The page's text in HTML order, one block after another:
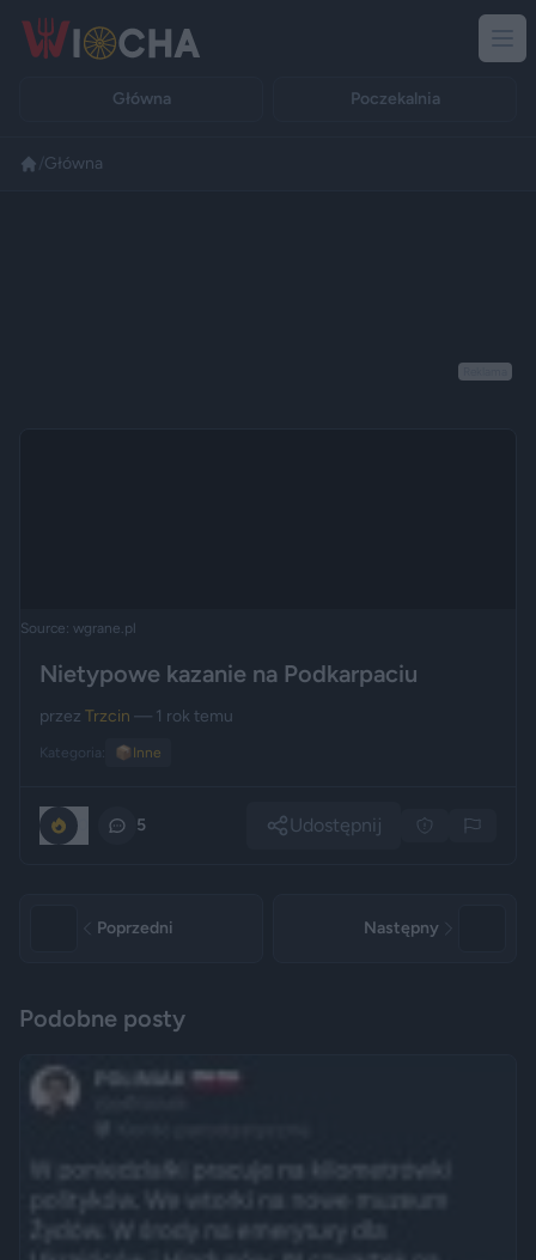
Główna Poczekalnia
Główna
Source: wgrane.pl
Nietypowe kazanie na Podkarpaciu
przez Trzcin — 1 rok temu
Kategoria: 📦 Inne
5 Udostępnij
Poprzedni Następny
Podobne posty